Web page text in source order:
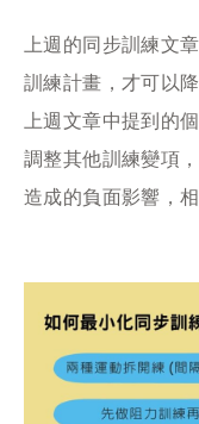
上週的同步訓練文
訓練計畫，才可以
上週文章中提到的
調整其他訓練變項
造成的負面影響，